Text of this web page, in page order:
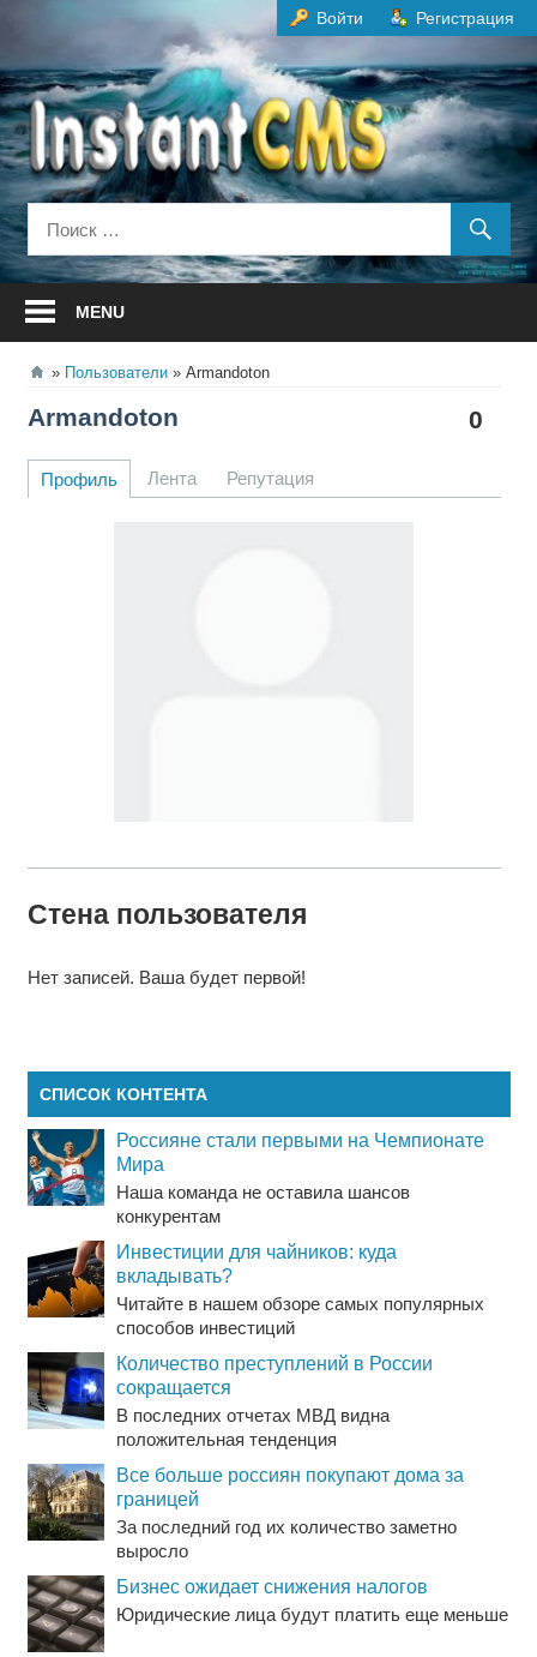
содержанию
Войти Регистрация
MENU
Пользователи Armandoton
0
Armandoton
Профиль Лента Репутация
Стена пользователя
Нет записей. Ваша будет первой!
СПИСОК КОНТЕНТА
Россияне стали первыми на Чемпионате
Мира
Наша команда не оставила шансов
конкурентам
Инвестиции для чайников: куда
вкладывать?
Читайте в нашем обзоре самых популярных
способов инвестиций
Количество преступлений в России
сокращается
В последних отчетах МВД видна
положительная тенденция
Все больше россиян покупают дома за
границей
За последний год их количество заметно
выросло
Бизнес ожидает снижения налогов
Юридические лица будут платить еще меньше